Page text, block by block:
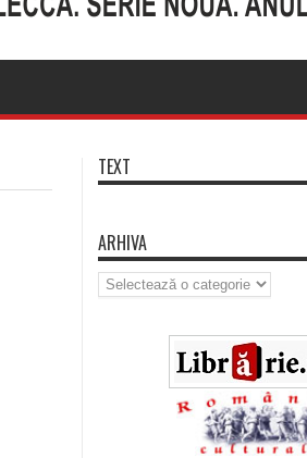
TEXT
ARHIVA
Arhiva